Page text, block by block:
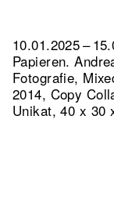
10.01.2025 –
Papieren.
Fotografie,
2014, Copy
Unikat, 40 x 30